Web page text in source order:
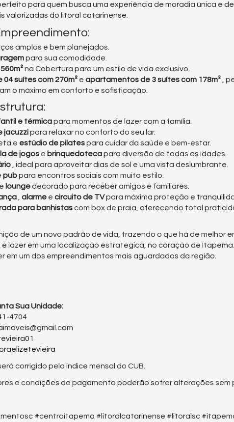
para quem busca uma experiência de moradia única e
valorizadas do litoral catarinense.
amplos e bem planejados.
para sua comodidade.
na Cobertura para um estilo de vida exclusivo.
suítes com 270m² e apartamentos de 3 suítes com 178m² ,
o máximo em conforto e sofisticação.
e térmicapara momentos de lazer com a família.
jacuzzipara relaxar no conforto do seu lar.
e estúdio de pilatespara cuidar da saúde e bem-estar.
de jogos e brinquedotecapara diversão de todas as idades.
, ideal para aproveitar dias de sol e uma vista deslumbrante.
pubpara encontros sociais com muito estilo.
e loungedecorado para receber amigos e familiares.
alarme e circuito de TVpara máxima proteção e
para banhistascom box de praia, oferecendo total
de um novo padrão de vida, trazendo o que há de melhor
lazer em uma localização estratégica, no coração de
em um dos empreendimentos mais aguardados da região.
Sua Unidade:
4704
corrigido pelo índice mensal do CUB.
e condições de pagamento poderão sofrer alterações sem
#centroitapema #litoralcatarinense #litoralsc